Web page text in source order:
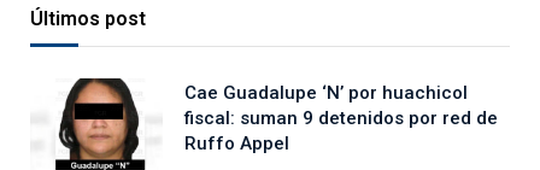
Últimos post
Cae Guadalupe ‘N’ por huachicol
fiscal: suman 9 detenidos por red de
Ruffo Appel